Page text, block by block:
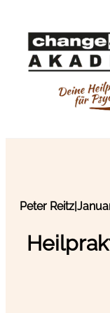
Peter Reitz|